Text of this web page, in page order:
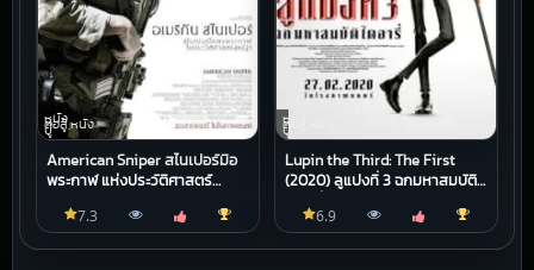
หนัง
ต่อสู้,หนัง
บู๊
American Sniper สไนเปอร์มือ
พระกาฬ แห่งประวัติศาสตร์
7.3
หนัง
ต่อสู้,หนัง
บู๊
Lupin the Third: The First
(2020) ลูแปงที่ 3 ฉกมหาสมบัติ
6.9